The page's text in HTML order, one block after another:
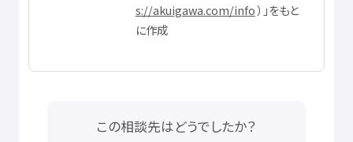
s://akuigawa.com/info）」をもと
に作成
この相談先はどうでしたか？